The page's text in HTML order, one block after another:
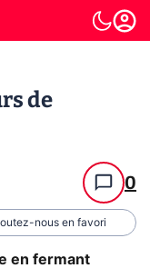
de
0
nous en favori
en fermant